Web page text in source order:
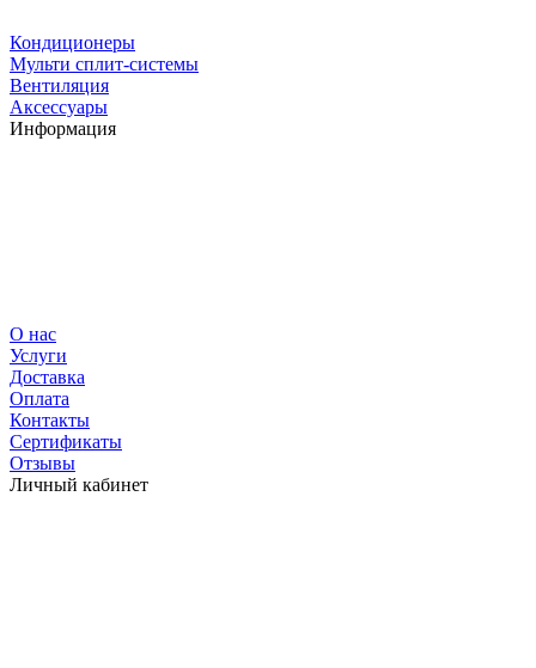
Кондиционеры
Мульти сплит-системы
Вентиляция
Аксессуары
Информация
О нас
Услуги
Доставка
Оплата
Контакты
Сертификаты
Отзывы
Личный кабинет